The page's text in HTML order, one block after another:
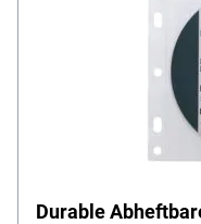
Durable